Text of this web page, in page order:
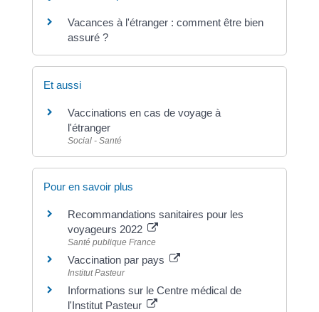
Vacances à l'étranger : comment être bien
assuré ?
Et aussi
Vaccinations en cas de voyage à
l'étranger
Social - Santé
Pour en savoir plus
Recommandations sanitaires pour les
voyageurs 2022
Santé publique France
Vaccination par pays
Institut Pasteur
Informations sur le Centre médical de
l'Institut Pasteur